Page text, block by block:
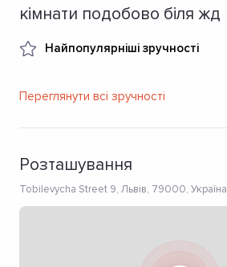
кімнати подобово біля жд
Найпопулярніші зручності
Переглянути всі зручності
Розташування
Tobilevycha Street 9, Львів, 79000, Україна